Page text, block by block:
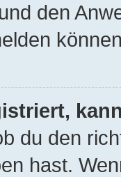
den
du den
hast.